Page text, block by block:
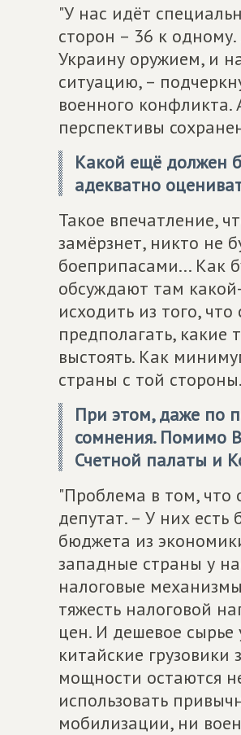
"У нас идёт
сторон – 36 к
Украину оружием, и
ситуацию, –
военного
перспективы
Какой ещё должен
адекватно
Такое впечатление,
замёрзнет, никто не
боеприпасами... Как
обсуждают там
исходить из того,
предполагать,
выстоять. Как
страны с той
При этом, даже по
сомнения. Помимо
Счетной палаты и
"Проблема в том, что
депутат. – У них
бюджета из
западные страны у
налоговые
тяжесть налоговой
цен. И дешевое сырье
китайские
мощности остаются
использовать
мобилизации, ни